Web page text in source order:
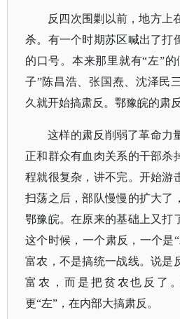
反四次围剿以前，地方上
杀。有一个时期苏区喊出了打
的口号。本来那里就有“左”
子”陈昌浩、张国焘、沈泽民
久就开始搞肃反。鄂豫皖的肃
这样的肃反削弱了革命力
正和群众有血肉关系的干部杀
程就很复杂，讲不完。开始游
扫荡之后，部队慢慢的扩大了
鄂豫皖。在原来的基础上又打
这个时候，一个肃反，一个是
富农，不是搞统一战线。说是
富农，而是把贫农也反了
更“左”，在内部大搞肃反。